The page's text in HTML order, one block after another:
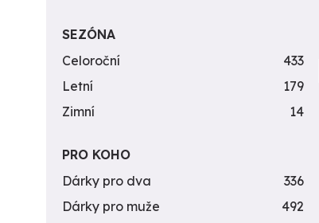
SEZÓNA
Celoroční
433
Letní
179
Zimní
14
PRO KOHO
Dárky pro dva
336
Dárky pro muže
492